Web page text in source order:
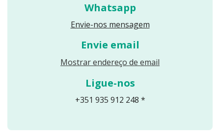
Whatsapp
Envie-nos mensagem
Envie email
Mostrar endereço de email
Ligue-nos
+351 935 912 248 *